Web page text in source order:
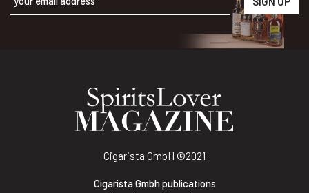
Cigarista GmbH ©2021
Cigarista Gmbh publications